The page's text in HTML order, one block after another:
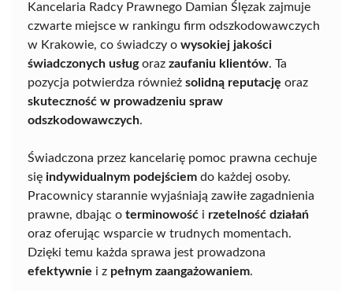
Kancelaria Radcy Prawnego Damian Ślęzak zajmuje
czwarte miejsce w rankingu firm odszkodowawczych
w Krakowie, co świadczy o wysokiej jakości
świadczonych usługoraz zaufaniu klientów. Ta
pozycja potwierdza również solidną reputację oraz
skuteczność w prowadzeniu spraw
odszkodowawczych.
Świadczona przez kancelarię pomoc prawna cechuje
się indywidualnym podejściem do każdej osoby.
Pracownicy starannie wyjaśniają zawiłe zagadnienia
prawne, dbając o terminowość i rzetelność działań
oraz oferując wsparcie w trudnych momentach.
Dzięki temu każda sprawa jest prowadzona
efektywnie i z pełnym zaangażowaniem.